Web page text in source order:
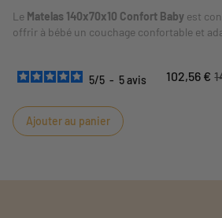
Le Matelas 140x70x10 Confort Baby est
offrir à bébé un couchage confortable et
et ses conseils d'utilisation sont détaillés
5/5 - 5avis 102,56 €
Ajouter au panier